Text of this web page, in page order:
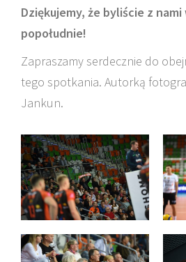
Dziękujemy, że byliście z
popołudnie!
Zapraszamy serdecznie do
tego spotkania. Autorką
Jankun.